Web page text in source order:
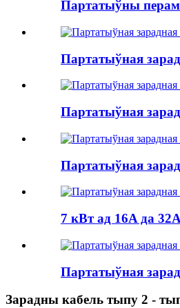
Партатыўны
Партатыўная
Партатыўная
Партатыўная
7 кВт ад 16A да
Партатыўная
Зарадны кабель тыпу 2 -